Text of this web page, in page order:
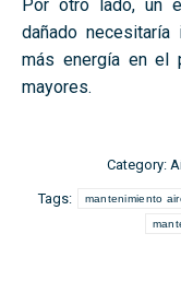
Por otro lado, un
dañado necesitaría
más energía en el
mayores.
Category:
Tags: mantenimiento